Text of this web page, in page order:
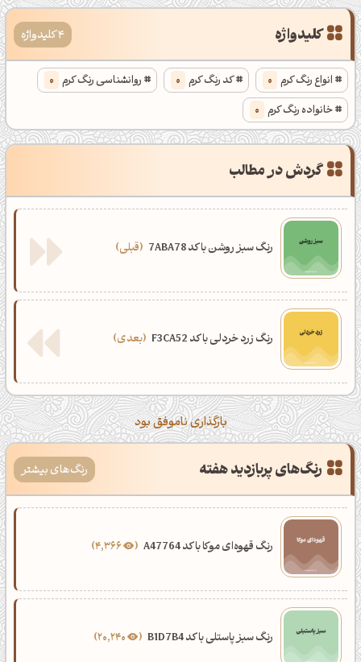
کلیدواژه 4 کلیدواژه
انواع رنگ کرم 0 کد رنگ کرم 0 روانشناسی رنگ کرم 0
خانواده رنگ کرم 0
گردش در مطالب
رنگ سبز روشن با کد 7ABA78 قبلی
رنگ زرد خردلی با کد F3CA52 بعدی
بارگذاری ناموفق بود
رنگ‌های پربازدید هفته رنگ‌های بیشتر
رنگ قهوه‌ای موکا با کد A47764
رنگ سبز پاستلی با کد B1D7B4